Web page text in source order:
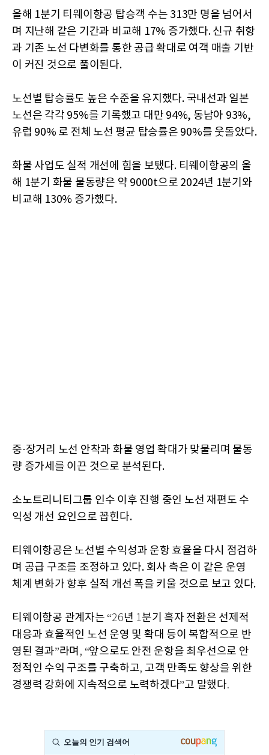
올해 1분기 티웨이항공 탑승객 수는 313만 명을 넘어서
며 지난해 같은 기간과 비교해 17% 증가했다. 신규 취항
과 기존 노선 다변화를 통한 공급 확대로 여객 매출 기반
이 커진 것으로 풀이된다.
노선별 탑승률도 높은 수준을 유지했다. 국내선과 일본
노선은 각각 95%를 기록했고 대만 94%, 동남아 93%,
유럽 90% 로 전체 노선 평균 탑승률은 90%를 웃돌았다.
화물 사업도 실적 개선에 힘을 보탰다. 티웨이항공의 올
해 1분기 화물 물동량은 약 9000t으로 2024년 1분기와
비교해 130% 증가했다.
중·장거리 노선 안착과 화물 영업 확대가 맞물리며 물동
량 증가세를 이끈 것으로 분석된다.
소노트리니티그룹 인수 이후 진행 중인 노선 재편도 수
익성 개선 요인으로 꼽힌다.
티웨이항공은 노선별 수익성과 운항 효율을 다시 점검하
며 공급 구조를 조정하고 있다. 회사 측은 이 같은 운영
체계 변화가 향후 실적 개선 폭을 키울 것으로 보고 있다.
티웨이항공 관계자는 “26년 1분기 흑자 전환은 선제적
대응과 효율적인 노선 운영 및 확대 등이 복합적으로 반
영된 결과”라며 , “앞으로도 안전 운항을 최우선으로 안
정적인 수익 구조를 구축하고, 고객 만족도 향상을위한
경쟁력 강화에 지속적으로 노력하겠다”고 말했다.